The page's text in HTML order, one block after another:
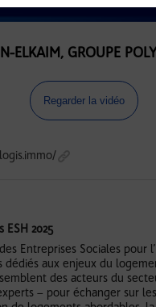
ELKAIM, GROUPE
Regarder la vidéo
ESH 2025
Entreprises Sociales pour
dédiés aux enjeux du
des acteurs du
– pour échanger sur